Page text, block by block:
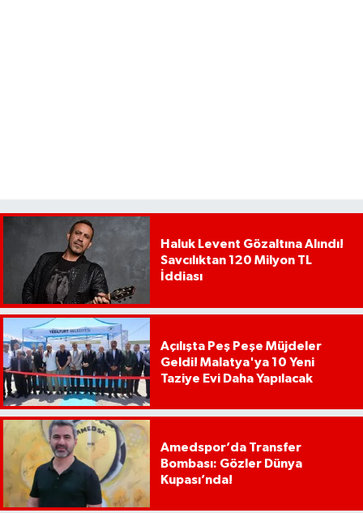
Haluk Levent Gözaltına Alındı!
Savcılıktan 120 Milyon TL
İddiası
Açılışta Peş Peşe Müjdeler
Geldi! Malatya'ya 10 Yeni
Taziye Evi Daha Yapılacak
Amedspor’da Transfer
Bombası: Gözler Dünya
Kupası’nda!